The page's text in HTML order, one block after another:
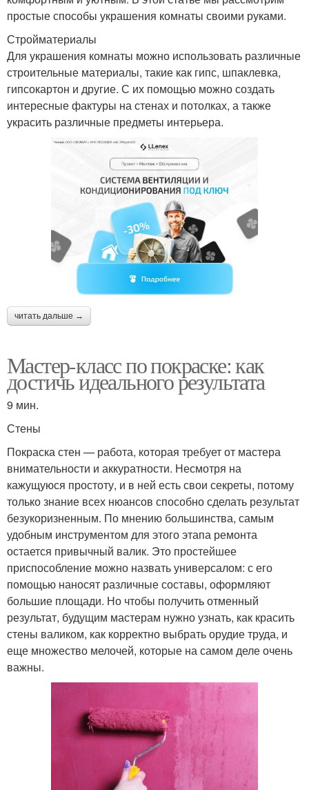
простые способы украшения комнаты своими руками.
Стройматериалы
Для украшения комнаты можно использовать различные
строительные материалы, такие как гипс, шпаклевка,
гипсокартон и другие. С их помощью можно создать
интересные фактуры на стенах и потолках, а также
украсить различные предметы интерьера.
читать дальше →
Мастер-класс по покраске: как
достичь идеального результата
9 мин.
Стены
Покраска стен — работа, которая требует от мастера
внимательности и аккуратности. Несмотря на
кажущуюся простоту, и в ней есть свои секреты, потому
только знание всех нюансов способно сделать результат
безукоризненным. По мнению большинства, самым
удобным инструментом для этого этапа ремонта
остается привычный валик. Это простейшее
приспособление можно назвать универсалом: с его
помощью наносят различные составы, оформляют
большие площади. Но чтобы получить отменный
результат, будущим мастерам нужно узнать, как красить
стены валиком, как корректно выбрать орудие труда, и
еще множество мелочей, которые на самом деле очень
важны.